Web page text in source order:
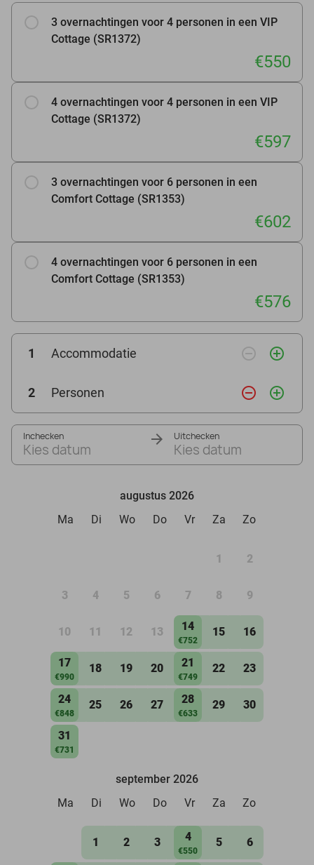
3 overnachtingen voor 4 personen in een VIP
Cottage (SR1372)
€550
4 overnachtingen voor 4 personen in een VIP
Cottage (SR1372)
€597
3 overnachtingen voor 6 personen in een
Comfort Cottage (SR1353)
€602
4 overnachtingen voor 6 personen in een
Comfort Cottage (SR1353)
€576
1 Accommodatie remove_circle_outline add_circle_outline
2 Personen remove_circle_outline add_circle_outline
Inchecken
Kies datum
Uitchecken
Kies datum
augustus 2026
Ma
Di Wo Do Vr Za Zo
1 2
3 4 5 6 7 8 9
10 11 12 13 14
€752
15 16
17
€990
18 19 20 21
€749
22 23
24
€848
25 26 27 28
€633
29 30
31
€731
september 2026
Ma
Di Wo Do Vr Za Zo
1 2 3 4
€550
5 6